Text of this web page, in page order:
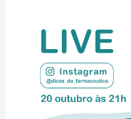
Farmácia
Contra